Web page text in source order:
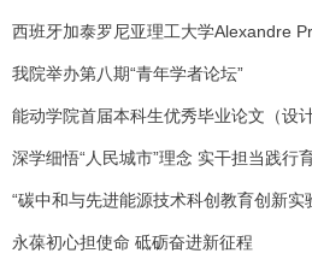
我院举办第八期“青年学者论坛”
深学细悟“人民城市”理念 实干担当践行
永葆初心担使命 砥砺奋进新征程